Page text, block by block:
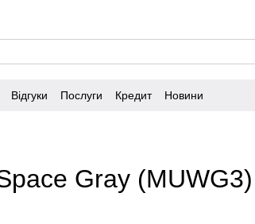
Відгуки Послуги Кредит Новини
Gray (MUWG3)